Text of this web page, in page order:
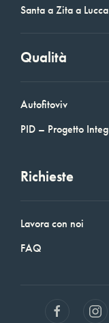
Santa a Zita a
Qualità
Autofitoviv
PID – Progetto
Richieste
Lavora con noi
FAQ